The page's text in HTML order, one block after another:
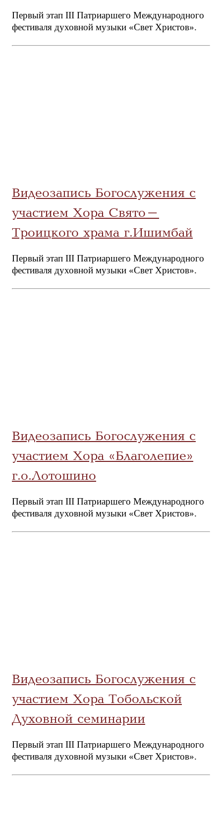
Первый этап III Патриаршего Международного
фестиваля духовной музыки «Свет Христов».
Видеозапись Богослужения с
участием Хора Свято-
Троицкого храма г.Ишимбай
Первый этап III Патриаршего Международного
фестиваля духовной музыки «Свет Христов».
Видеозапись Богослужения с
участием Хора «Благолепие»
г.о.Лотошино
Первый этап III Патриаршего Международного
фестиваля духовной музыки «Свет Христов».
Видеозапись Богослужения с
участием Хора Тобольской
Духовной семинарии
Первый этап III Патриаршего Международного
фестиваля духовной музыки «Свет Христов».